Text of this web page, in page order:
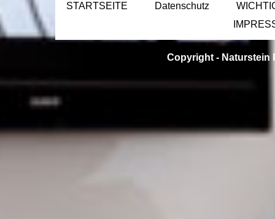
STARTSEITE Datenschutz
Copyright - Naturstein